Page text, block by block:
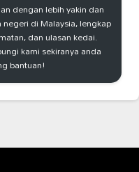
dengan lebih yakin dan
di Malaysia, lengkap
dan ulasan kedai.
kami sekiranya anda
bantuan!